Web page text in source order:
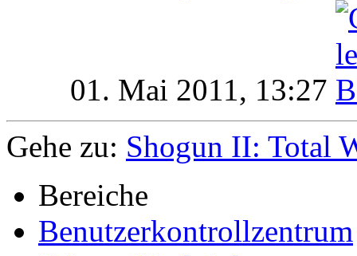
01. Mai 2011, 13:27
Gehe zu: Shogun II: Total
Bereiche
Benutzerkontrollzentrum